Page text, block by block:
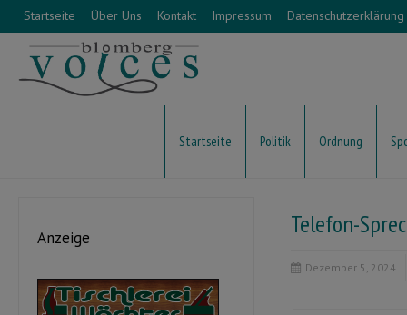
Startseite Über Uns Kontakt Impressum Datenschutzerklärung
Startseite Politik Ordnung
Telefon-
Dezember 5, 2024
Anzeige